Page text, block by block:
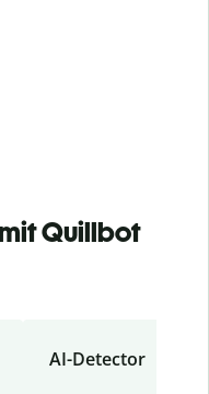
Quillbot
AI-Detector